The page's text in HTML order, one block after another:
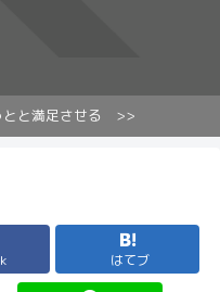
とと満足させる >>
はてブ